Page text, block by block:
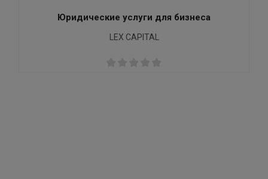
Юридические услуги для бизнеса
LEX CAPITAL